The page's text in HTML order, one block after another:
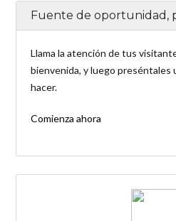
Fuente de oportunidad,
Llama la atención de tus
bienvenida, y luego preséntales
hacer.
Comienza ahora